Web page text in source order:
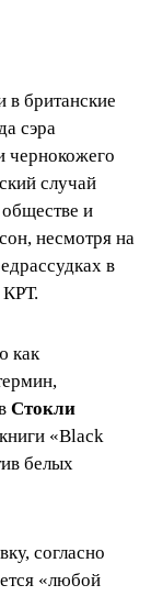
в британские
сэра
чернокожего
случай
и
несмотря на
в
КРТ.
как
Стокли
«Black
белых
согласно
«любой